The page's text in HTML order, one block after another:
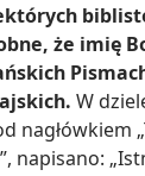
że imię
W
nagłówkiem
napisano: